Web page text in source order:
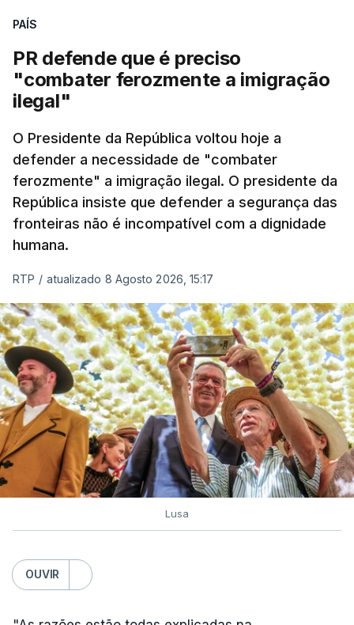
PAÍS
PR defende que é preciso
"combater ferozmente a imigração
ilegal"
O Presidente da República voltou hoje a
defender a necessidade de "combater
ferozmente" a imigração ilegal. O presidente da
República insiste que defender a segurança das
fronteiras não é incompatível com a dignidade
humana.
RTP / atualizado 8 Agosto 2026, 15:17
Lusa
OUVIR